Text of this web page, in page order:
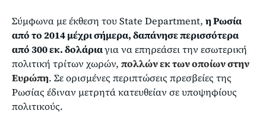
Σύμφωνα με έκθεση του State Department, η Ρωσία
από το 2014 μέχρι σήμερα, δαπάνησε περισσότερα
από 300 εκ. δολάριαγια να επηρεάσει την εσωτερική
πολιτική τρίτων χωρών, πολλών εκ των οποίων στην
Ευρώπη. Σε ορισμένες περιπτώσεις πρεσβείες της
Ρωσίας έδιναν μετρητά κατευθείαν σε υποψηφίους
πολιτικούς.